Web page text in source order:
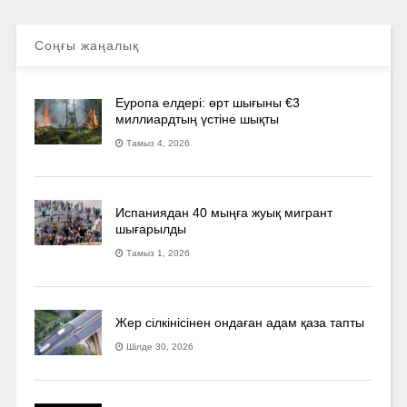
Соңғы жаңалық
Еуропа елдері: өрт шығыны €3
миллиардтың үстіне шықты
Тамыз 4, 2026
Испаниядан 40 мыңға жуық мигрант
шығарылды
Тамыз 1, 2026
Жер сілкінісінен ондаған адам қаза тапты
Шілде 30, 2026